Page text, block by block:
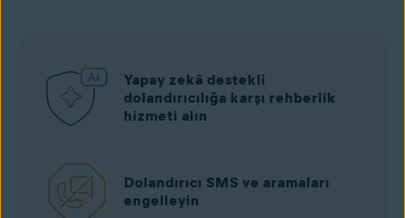
Yapay zekâ destekli
dolandırıcılığa karşı rehberlik
hizmeti alın
Dolandırıcı SMS ve aramaları
engelleyin